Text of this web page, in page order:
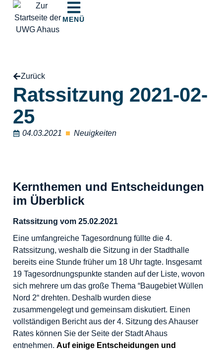
MENÜ
Zurück
Ratssitzung 2021-02-
25
04.03.2021 Neuigkeiten
Kernthemen und Entscheidungen
im Überblick
Ratssitzung vom 25.02.2021
Eine umfangreiche Tagesordnung füllte die 4.
Ratssitzung, weshalb die Sitzung in der Stadthalle
bereits eine Stunde früher um 18 Uhr tagte. Insgesamt
19 Tagesordnungspunkte standen auf der Liste, wovon
sich mehrere um das große Thema “Baugebiet Wüllen
Nord 2“ drehten. Deshalb wurden diese
zusammengelegt und gemeinsam diskutiert. Einen
vollständigen Bericht aus der 4. Sitzung des Ahauser
Rates können Sie der Seite der Stadt Ahaus
entnehmen. Auf einige Entscheidungen und